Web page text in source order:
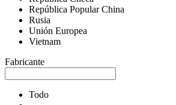
República Popular China
Rusia
Unión Europea
Vietnam
Fabricante
Todo